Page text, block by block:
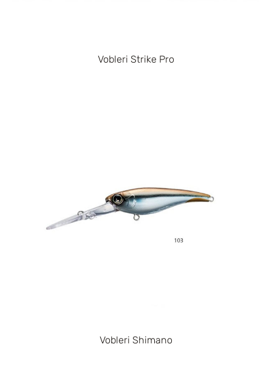
Vobleri Strike Pro
Vobleri Shimano